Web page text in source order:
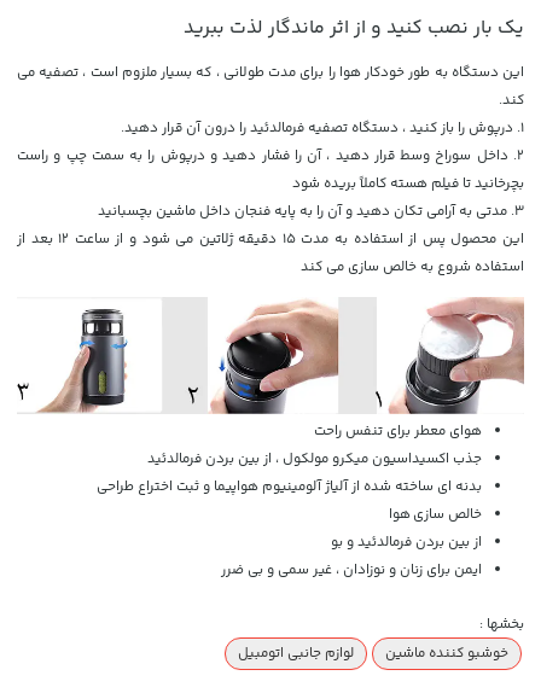
یک بار نصب کنید و از اثر ماندگار لذت ببرید
این دستگاه به طور خودکار هوا را برای مدت طولانی ، که بسیار ملزوم است ، تصفیه می
کند.
1. درپوش را باز کنید ، دستگاه تصفیه فرمالدئید را درون آن قرار دهید.
2. داخل سوراخ وسط قرار دهید ، آن را فشار دهید و درپوش را به سمت چپ و راست
بچرخانید تا فیلم هسته کاملاً بریده شود
3. مدتی به آرامی تکان دهید و آن را به پایه فنجان داخل ماشین بچسبانید
این محصول پس از استفاده به مدت 15 دقیقه ژلاتین می شود و از ساعت 12 بعد از
استفاده شروع به خالص سازی می کند
هوای معطر برای تنفس راحت
جذب اکسیداسیون میکرو مولکول ، از بین بردن فرمالدئید
بدنه ای ساخته شده از آلیاژ آلومینیوم هواپیما و ثبت اختراع طراحی
خالص سازی هوا
از بین بردن فرمالدئید و بو
ایمن برای زنان و نوزادان ، غیر سمی و بی ضرر
بخشها :
خوشبو کننده ماشین
لوازم جانبی اتومبیل